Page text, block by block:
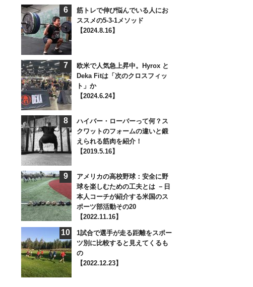
6
筋トレで伸び悩んでいる人にお
ススメの5-3-1メソッド
【2024.8.16】
7
欧米で人気急上昇中。Hyrox と
Deka Fitは「次のクロスフィッ
ト」か
【2024.6.24】
8
ハイバー・ローバーって何？ス
クワットのフォームの違いと鍛
えられる筋肉を紹介！
【2019.5.16】
9
アメリカの高校野球：安全に野
球を楽しむための工夫とは －日
本人コーチが紹介する米国のス
ポーツ部活動その20
【2022.11.16】
10
1試合で選手が走る距離をスポー
ツ別に比較すると見えてくるも
の
【2022.12.23】